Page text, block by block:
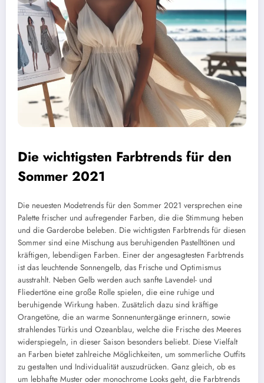
Die wichtigsten Farbtrends für den
Sommer 2021
Die neuesten Modetrends für den Sommer 2021 versprechen eine
Palette frischer und aufregender Farben, die die Stimmung heben
und die Garderobe beleben. Die wichtigsten Farbtrends für diesen
Sommer sind eine Mischung aus beruhigenden Pastelltönen und
kräftigen, lebendigen Farben. Einer der angesagtesten Farbtrends
ist das leuchtende Sonnengelb, das Frische und Optimismus
ausstrahlt. Neben Gelb werden auch sanfte Lavendel- und
Fliedertöne eine große Rolle spielen, die eine ruhige und
beruhigende Wirkung haben. Zusätzlich dazu sind kräftige
Orangetöne, die an warme Sonnenuntergänge erinnern, sowie
strahlendes Türkis und Ozeanblau, welche die Frische des Meeres
widerspiegeln, in dieser Saison besonders beliebt. Diese Vielfalt
an Farben bietet zahlreiche Möglichkeiten, um sommerliche Outfits
zu gestalten und Individualität auszudrücken. Ganz gleich, ob es
um lebhafte Muster oder monochrome Looks geht, die Farbtrends